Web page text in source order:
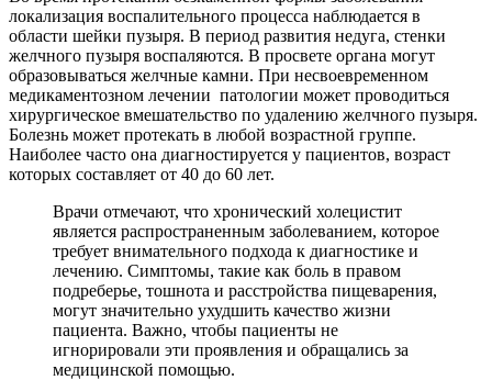
локализация воспалительного процесса наблюдается в
области шейки пузыря. В период развития недуга, стенки
желчного пузыря воспаляются. В просвете органа могут
образовываться желчные камни. При несвоевременном
медикаментозном лечении патологии может проводиться
хирургическое вмешательство по удалению желчного пузыря.
Болезнь может протекать в любой возрастной группе.
Наиболее часто она диагностируется у пациентов, возраст
которых составляет от 40 до 60 лет.
Врачи отмечают, что хронический холецистит
является распространенным заболеванием, которое
требует внимательного подхода к диагностике и
лечению. Симптомы, такие как боль в правом
подреберье, тошнота и расстройства пищеварения,
могут значительно ухудшить качество жизни
пациента. Важно, чтобы пациенты не
игнорировали эти проявления и обращались за
медицинской помощью.